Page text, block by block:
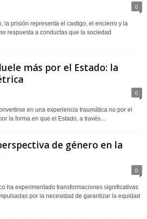
0
la prisión representa el castigo, el encierro y la
respuesta a conductas que la sociedad
más por el Estado: la
0
en una experiencia traumática no por el
la forma en que el Estado, a través...
de género en la
0
ha experimentado transformaciones significativas
por la necesidad de garantizar la equidad